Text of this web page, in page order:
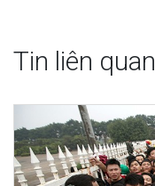
Tin liên quan